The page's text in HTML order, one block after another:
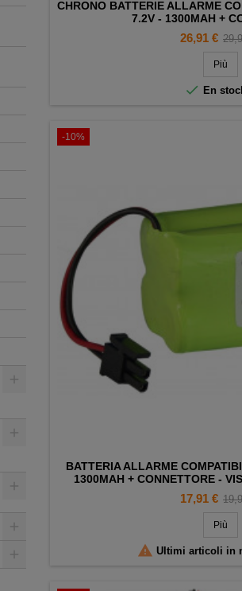
CHRONO BATTERIE ALLARME
7.2V - 1300MAH +
Prezzo
26,91 €
base
Più
 En
-10%
BATTERIA ALLARME
1300MAH + CONNETTORE -
Prezzo
17,91 €
base
Più
 Ultimi articoli in